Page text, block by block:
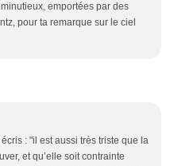
emportées par des
pour ta remarque sur le ciel
: "il est aussi très triste que la
et qu’elle soit contrainte